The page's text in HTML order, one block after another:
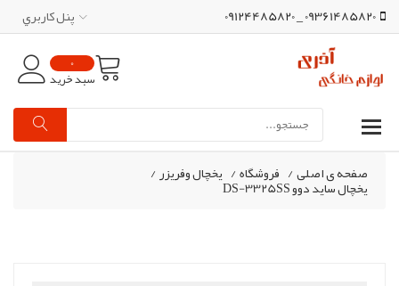
09361485820 _ 09124485820 پنل کاربري
0
سبد خرید
صفحه ی اصلی/ فروشگاه/ یخچال وفریزر/
یخچال ساید دوو DS-3325SS